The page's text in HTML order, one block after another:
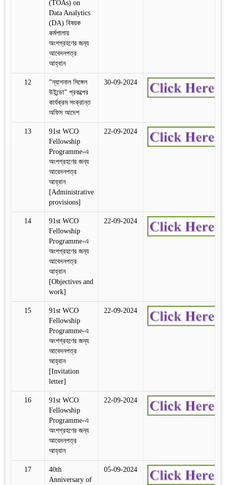
(TOAs) on
Data Analytics
(DA) বিষয়ক
কর্মশালায়
অংশগ্রহণের জন্য
আবেদনপত্র
আহ্বান
12
”ন্যাশনাল সিঙ্গেল
উইন্ডো” প্রকল্পের
কার্যক্রম সংক্রান্ত
অফিস আদেশ
30-09-2024
13
91st WCO
Fellowship
Programme-এ
অংশগ্রহণের জন্য
আবেদনপত্র
আহ্বান
[Administrative
provisions]
22-09-2024
14
91st WCO
Fellowship
Programme-এ
অংশগ্রহণের জন্য
আবেদনপত্র
আহ্বান
[Objectives and
work]
22-09-2024
15
91st WCO
Fellowship
Programme-এ
অংশগ্রহণের জন্য
আবেদনপত্র
আহ্বান
[Invitation
letter]
22-09-2024
16
91st WCO
Fellowship
Programme-এ
অংশগ্রহণের জন্য
আবেদনপত্র
আহ্বান
22-09-2024
17
40th
Anniversary of
05-09-2024